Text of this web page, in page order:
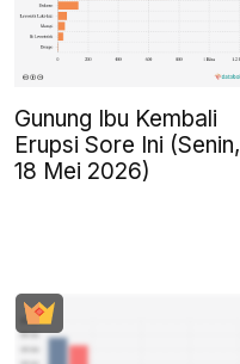
Gunung Ibu Kembali
Erupsi Sore Ini (Senin,
18 Mei 2026)